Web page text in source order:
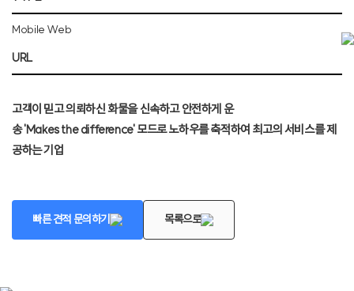
Mobile Web
URL
고객이 믿고 의뢰하신 화물을 신속하고 안전하게 운
송 'Makes the difference' 모드로 노하우를 축적하여 최고의 서비스를 제
공하는 기업
빠른 견적 문의하기 목록으로